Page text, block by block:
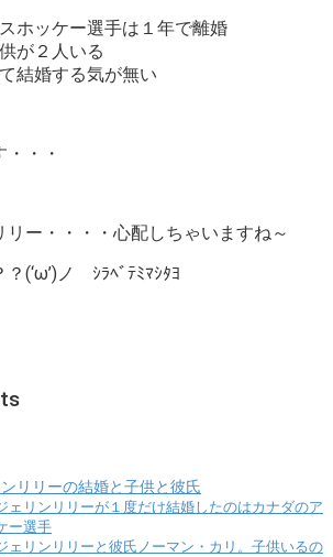
ホッケー選手は１年で離婚
が２人いる
結婚する気が無い
・・
リー・・・・心配しちゃいますね～
(‘ω’)ノ ｼﾗﾍﾞﾃﾐﾏｼﾀﾖ
リリーの結婚と子供と彼氏
ェリンリリーが１度だけ結婚したのはカナダのア
ー選手
ェリンリリーと彼氏ノーマン・カリ。子供いるの